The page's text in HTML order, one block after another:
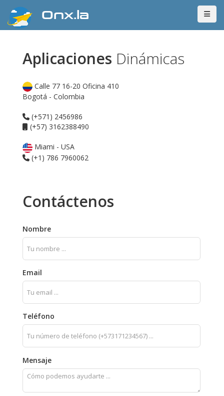
Onx.la
Aplicaciones Dinámicas
Calle 77 16-20 Oficina 410
Bogotá - Colombia
(+571) 2456986
(+57) 3162388490
Miami - USA
(+1) 786 7960062
Contáctenos
Nombre
Email
Teléfono
Mensaje